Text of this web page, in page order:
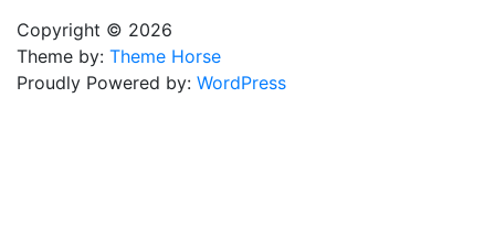
Copyright © 2026
Theme by: Theme Horse
Proudly Powered by: WordPress